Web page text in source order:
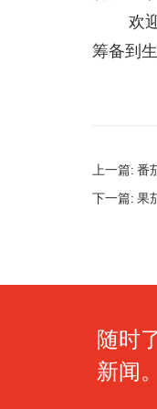
欢
筹备到
上一篇:
下一篇: 果
随时
新闻。